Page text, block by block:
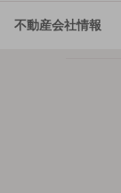
不動産会社情報